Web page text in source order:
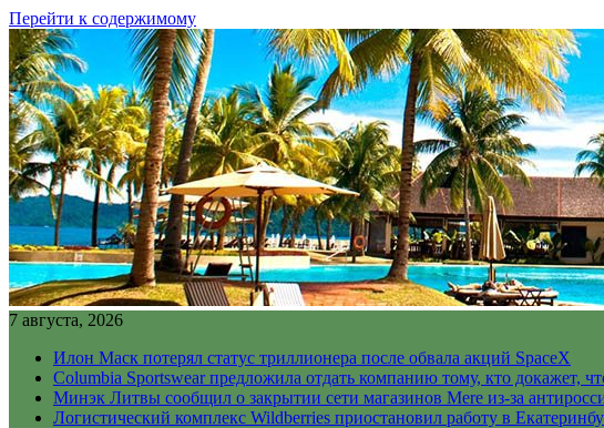
Перейти к содержимому
7 августа, 2026
Илон Маск потерял статус триллионера после обвала акций SpaceX
Columbia Sportswear предложила отдать компанию тому, кто докажет,
Минэк Литвы сообщил о закрытии сети магазинов Mere из-за
Логистический комплекс Wildberries приостановил работу в